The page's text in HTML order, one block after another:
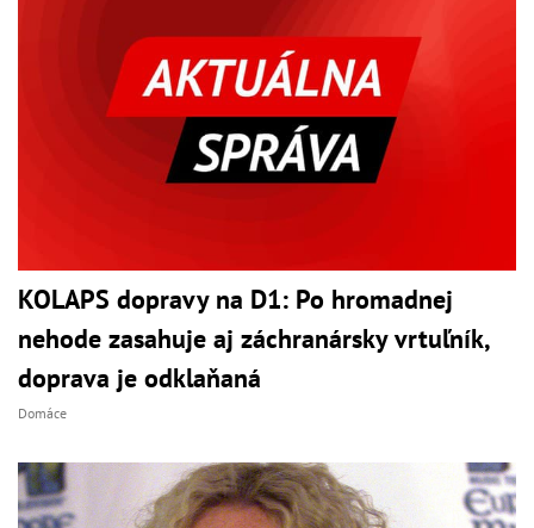
KOLAPS dopravy na D1: Po hromadnej
nehode zasahuje aj záchranársky vrtuľník,
doprava je odklaňaná
Domáce